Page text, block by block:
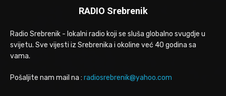
RADIO Srebrenik
Radio Srebrenik - lokalni radio koji se sluša globalno svugdje u
svijetu. Sve vijesti iz Srebrenika i okoline već 40 godina sa
vama.
Pošaljite nam mail na : radiosrebrenik@yahoo.com